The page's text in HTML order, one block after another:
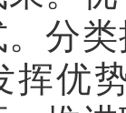
分
挥优